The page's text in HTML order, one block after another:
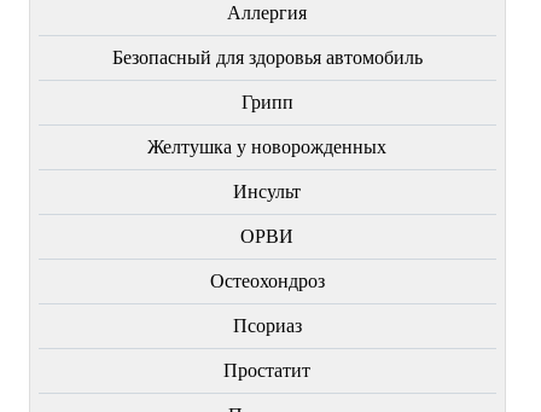
Аллергия
Безопасный для здоровья автомобиль
Грипп
Желтушка у новорожденных
Инсульт
ОРВИ
Остеохондроз
Пcориаз
Простатит